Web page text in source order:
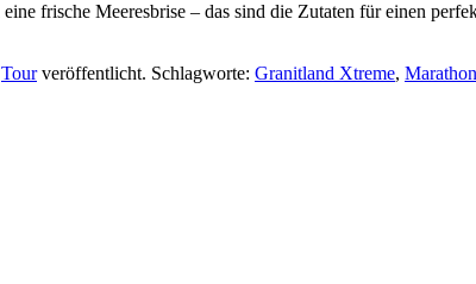
frische Meeresbrise – das sind die Zutaten für einen
Tourveröffentlicht. Schlagworte: Granitland Xtreme, Marathon